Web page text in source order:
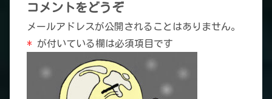
コメントをどうぞ
メールアドレスが公開されることはありません。
* が付いている欄は必須項目です